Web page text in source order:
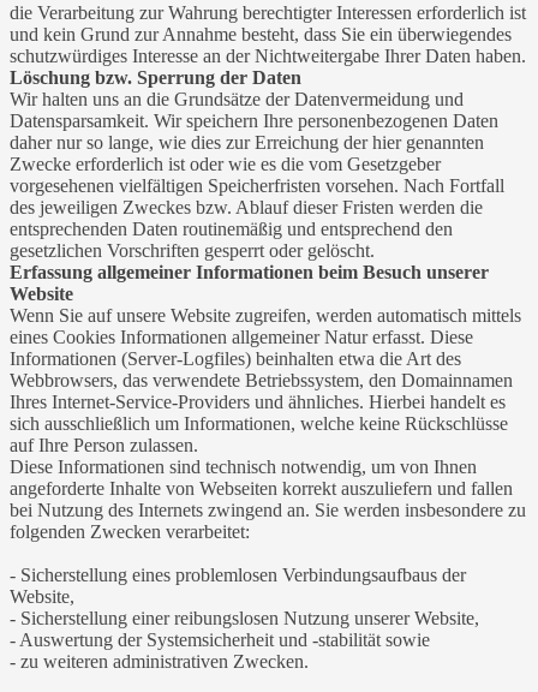
die Verarbeitung zur Wahrung berechtigter Interessen erforderlich ist
und kein Grund zur Annahme besteht, dass Sie ein überwiegendes
schutzwürdiges Interesse an der Nichtweitergabe Ihrer Daten haben.
Löschung bzw. Sperrung der Daten
Wir halten uns an die Grundsätze der Datenvermeidung und
Datensparsamkeit. Wir speichern Ihre personenbezogenen Daten
daher nur so lange, wie dies zur Erreichung der hier genannten
Zwecke erforderlich ist oder wie es die vom Gesetzgeber
vorgesehenen vielfältigen Speicherfristen vorsehen. Nach Fortfall
des jeweiligen Zweckes bzw. Ablauf dieser Fristen werden die
entsprechenden Daten routinemäßig und entsprechend den
gesetzlichen Vorschriften gesperrt oder gelöscht.
Erfassung allgemeiner Informationen beim Besuch unserer
Website
Wenn Sie auf unsere Website zugreifen, werden automatisch mittels
eines Cookies Informationen allgemeiner Natur erfasst. Diese
Informationen (Server-Logfiles) beinhalten etwa die Art des
Webbrowsers, das verwendete Betriebssystem, den Domainnamen
Ihres Internet-Service-Providers und ähnliches. Hierbei handelt es
sich ausschließlich um Informationen, welche keine Rückschlüsse
auf Ihre Person zulassen.
Diese Informationen sind technisch notwendig, um von Ihnen
angeforderte Inhalte von Webseiten korrekt auszuliefern und fallen
bei Nutzung des Internets zwingend an. Sie werden insbesondere zu
folgenden Zwecken verarbeitet:
- Sicherstellung eines problemlosen Verbindungsaufbaus der
Website,
- Sicherstellung einer reibungslosen Nutzung unserer Website,
- Auswertung der Systemsicherheit und -stabilität sowie
- zu weiteren administrativen Zwecken.